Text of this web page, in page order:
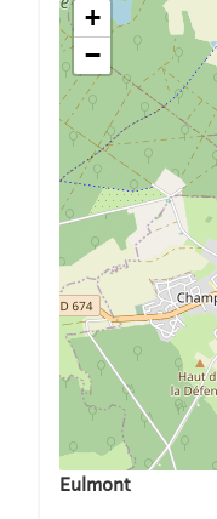
+
−
Eulmont